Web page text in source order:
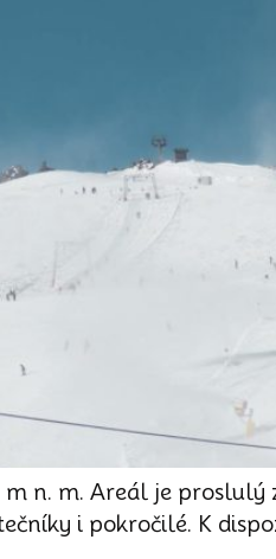
m n. m. Areál je proslulý
i pokročilé. K